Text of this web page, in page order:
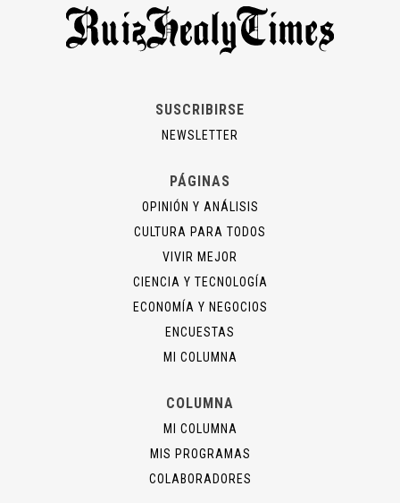
SUSCRIBIRSE
NEWSLETTER
PÁGINAS
OPINIÓN Y ANÁLISIS
CULTURA PARA TODOS
VIVIR MEJOR
CIENCIA Y TECNOLOGÍA
ECONOMÍA Y NEGOCIOS
ENCUESTAS
MI COLUMNA
COLUMNA
MI COLUMNA
MIS PROGRAMAS
COLABORADORES